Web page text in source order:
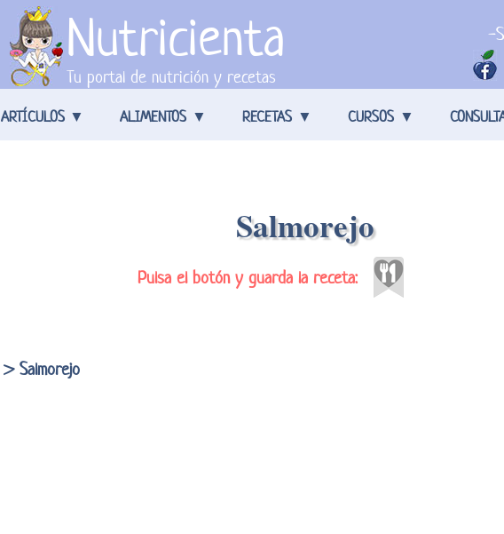
Nutricienta
Tu portal de nutrición y recetas
-
ARTÍCULOS ALIMENTOS RECETAS CURSOS
Salmorejo
Pulsa el botón y guarda la receta:
> Salmorejo